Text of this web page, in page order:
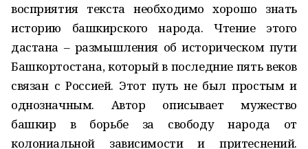
восприятия текста необходимо хорошо знать
историю башкирского народа. Чтение этого
дастана – размышления об историческом пути
Башкортостана, который в последние пять веков
связан с Россией. Этот путь не был простым и
однозначным. Автор описывает мужество
башкир в борьбе за свободу народа от
колониальной зависимости и притеснений.